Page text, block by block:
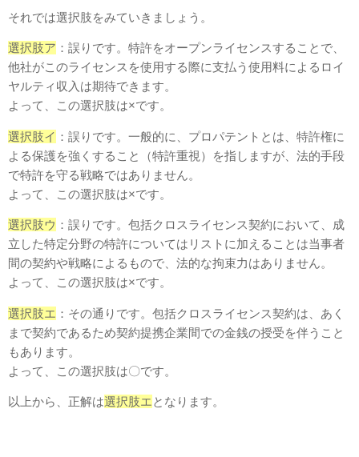
それでは選択肢をみていきましょう。
選択肢ア ：誤りです。特許をオープンライセンスすることで、
他社がこのライセンスを使用する際に支払う使用料によるロイ
ヤルティ収入は期待できます。
よって、この選択肢は×です。
選択肢イ ：誤りです。一般的に、プロパテントとは、特許権に
よる保護を強くすること（特許重視）を指しますが、法的手段
で特許を守る戦略ではありません。
よって、この選択肢は×です。
選択肢ウ ：誤りです。包括クロスライセンス契約において、成
立した特定分野の特許についてはリストに加えることは当事者
間の契約や戦略によるもので、法的な拘束力はありません。
よって、この選択肢は×です。
選択肢エ ：その通りです。包括クロスライセンス契約は、あく
まで契約であるため契約提携企業間での金銭の授受を伴うこと
もあります。
よって、この選択肢は〇です。
以上から、正解は選択肢エとなります。